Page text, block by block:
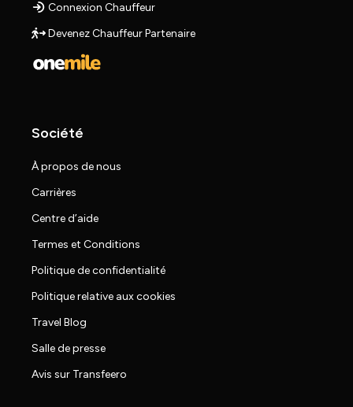
Connexion Chauffeur
Devenez Chauffeur Partenaire
Société
À propos de nous
Carrières
Centre d’aide
Termes et Conditions
Politique de confidentialité
Politique relative aux cookies
Travel Blog
Salle de presse
Avis sur Transfeero